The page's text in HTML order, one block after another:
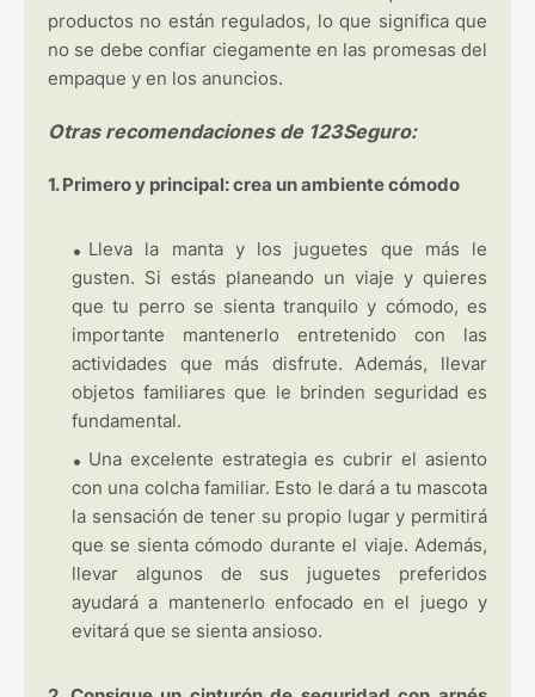
productos no están regulados, lo que significa que
no se debe confiar ciegamente en las promesas del
empaque y en los anuncios.
Otras recomendaciones de 123Seguro:
1. Primero y principal: crea un ambiente cómodo
Lleva la manta y los juguetes que más le
gusten. Si estás planeando un viaje y quieres
que tu perro se sienta tranquilo y cómodo, es
importante mantenerlo entretenido con las
actividades que más disfrute. Además, llevar
objetos familiares que le brinden seguridad es
fundamental.
Una excelente estrategia es cubrir el asiento
con una colcha familiar. Esto le dará a tu mascota
la sensación de tener su propio lugar y permitirá
que se sienta cómodo durante el viaje. Además,
llevar algunos de sus juguetes preferidos
ayudará a mantenerlo enfocado en el juego y
evitará que se sienta ansioso.